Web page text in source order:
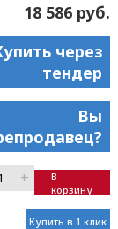
18 586 руб.
через
тендер
Вы
+
В
корзину
Купить в 1 клик